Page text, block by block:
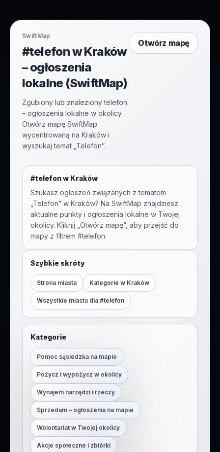
SwiftMap
#telefon w Kraków
– ogłoszenia
lokalne (SwiftMap)
Zgubiony lub znaleziony telefon
– ogłoszenia lokalne w okolicy.
Otwórz mapę SwiftMap
wycentrowaną na Kraków i
wyszukaj temat „Telefon”.
Otwórz mapę
#telefonw Kraków
Szukasz ogłoszeń związanych z tematem
Telefon” w Kraków? Na SwiftMap znajdziesz
aktualne punkty i ogłoszenia lokalne w Twojej
okolicy. Kliknij „Otwórz mapę”, aby przejść do
mapy z filtrem #telefon.
Szybkie skróty
Strona miasta Kategorie w Kraków
Wszystkie miasta dla #telefon
Kategorie
Pomoc sąsiedzka na mapie
Pożycz i wypożycz w okolicy
Wynajem narzędzi i rzeczy
Sprzedam – ogłoszenia na mapie
Wolontariat w Twojej okolicy
Akcje społeczne i zbiórki